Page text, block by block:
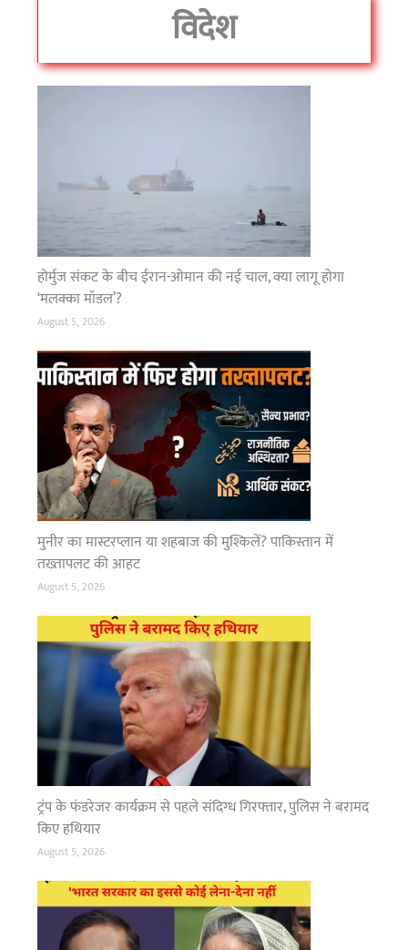
विदेश
होर्मुज संकट के बीच ईरान-ओमान की नई चाल, क्या लागू होगा
‘मलक्का मॉडल’?
August 5, 2026
मुनीर का मास्टरप्लान या शहबाज की मुश्किलें? पाकिस्तान में
तख्तापलट की आहट
August 5, 2026
ट्रंप के फंडरेजर कार्यक्रम से पहले संदिग्ध गिरफ्तार, पुलिस ने बरामद
किए हथियार
August 5, 2026